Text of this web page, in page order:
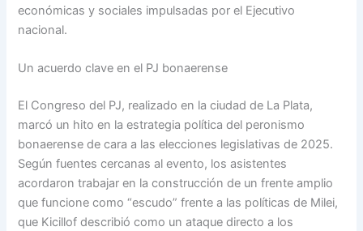
económicas y sociales impulsadas por el Ejecutivo
nacional.
Un acuerdo clave en el PJ bonaerense
El Congreso del PJ, realizado en la ciudad de La Plata,
marcó un hito en la estrategia política del peronismo
bonaerense de cara a las elecciones legislativas de 2025.
Según fuentes cercanas al evento, los asistentes
acordaron trabajar en la construcción de un frente amplio
que funcione como “escudo” frente a las políticas de Milei,
que Kicillof describió como un ataque directo a los